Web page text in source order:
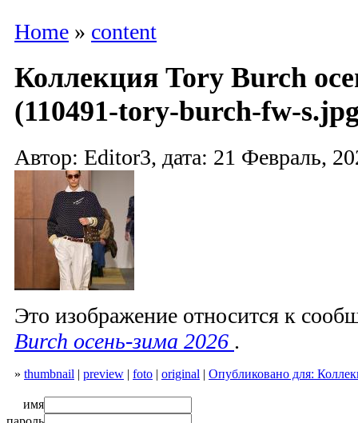
Home » content
Коллекция Tory Burch
(110491-tory-burch-fw-
Автор: Editor3, дата: 21 Февраль,
Это изображение относится к
Burch осень-зима 2026 .
» thumbnail | preview | foto | original | Опубликовано для:
имя